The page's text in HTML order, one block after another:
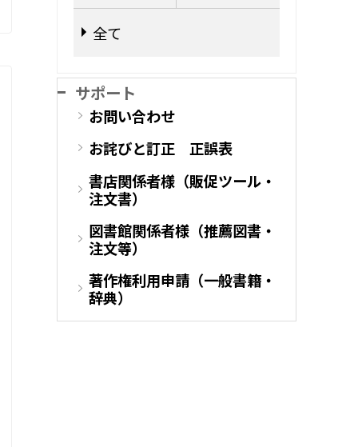
全て
サポート
お問い合わせ
お詫びと訂正 正誤表
書店関係者様（販促ツール・
注文書）
図書館関係者様（推薦図書・
注文等）
著作権利用申請（一般書籍・
辞典）